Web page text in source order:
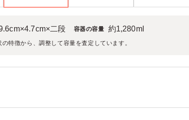
二段 容器の容量 約1,280ml
特徴から、調整して容量を査定しています。